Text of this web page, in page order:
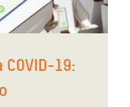
19: